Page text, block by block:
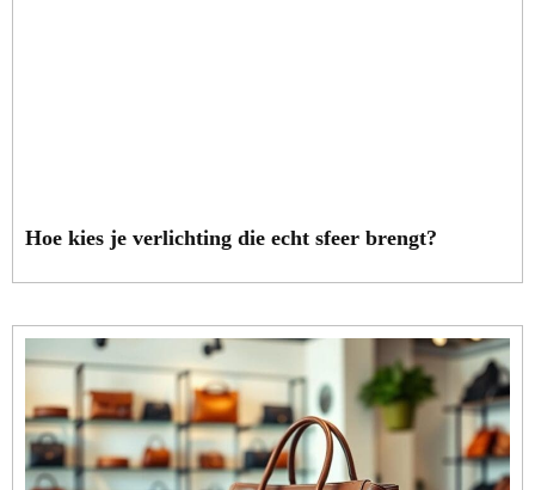
Hoe kies je verlichting die echt sfeer brengt?